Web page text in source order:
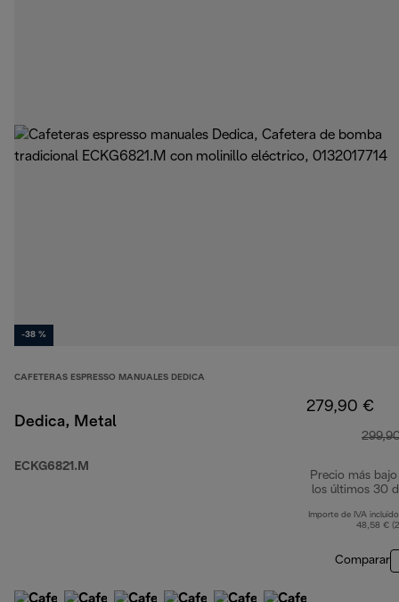
-38 %
CAFETERAS ESPRESSO MANUALES DEDICA
Dedica, Metal
ECKG6821.M
279,90 €
Precio más bajo
los últimos 30
Importe de IVA
48,58 €
Comparar